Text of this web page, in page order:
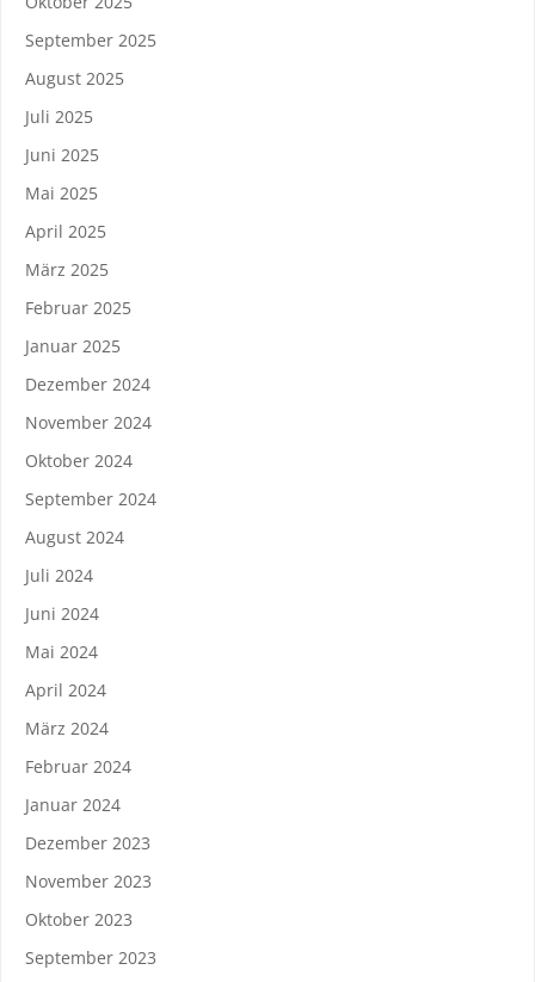
September 2025
August 2025
Juli 2025
Juni 2025
Mai 2025
April 2025
März 2025
Februar 2025
Januar 2025
Dezember 2024
November 2024
Oktober 2024
September 2024
August 2024
Juli 2024
Juni 2024
Mai 2024
April 2024
März 2024
Februar 2024
Januar 2024
Dezember 2023
November 2023
Oktober 2023
September 2023